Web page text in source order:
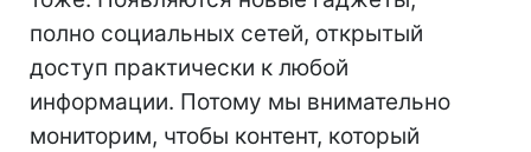
полно социальных сетей, открытый
доступ практически к любой
информации. Потому мы внимательно
мониторим, чтобы контент, который